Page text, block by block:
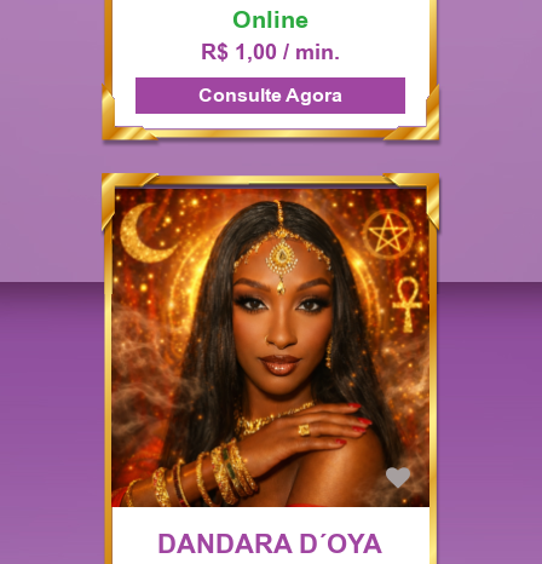
Online
R$ 1,00 / min.
Consulte Agora
DANDARA D´OYA